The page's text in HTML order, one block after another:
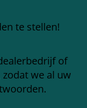
te stellen!
of
we al uw